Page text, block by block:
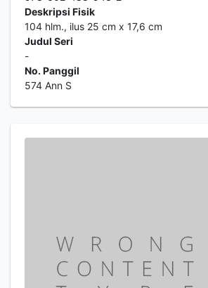
Deskripsi Fisik
104 hlm., ilus 25 cm x 17,6 cm
Judul Seri
-
No. Panggil
574 Ann S